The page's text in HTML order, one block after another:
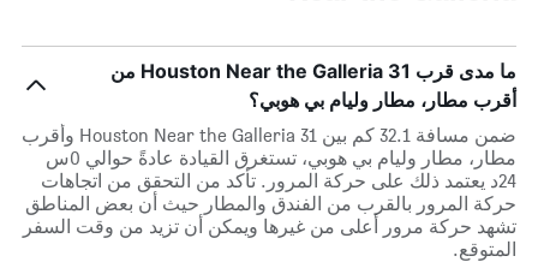
ما مدى قرب 31 Houston Near the Galleria من
أقرب مطار، مطار وليام بي هوبي؟
ضمن مسافة 32.1 كم بين 31 Houston Near the Galleria وأقرب
مطار، مطار وليام بي هوبي، تستغرق القيادة عادةً حوالي 0س
24د يعتمد ذلك على حركة المرور. تأكد من التحقق من اتجاهات
حركة المرور بالقرب من الفندق والمطار حيث أن بعض المناطق
تشهد حركة مرور أعلى من غيرها ويمكن أن تزيد من وقت السفر
المتوقع.